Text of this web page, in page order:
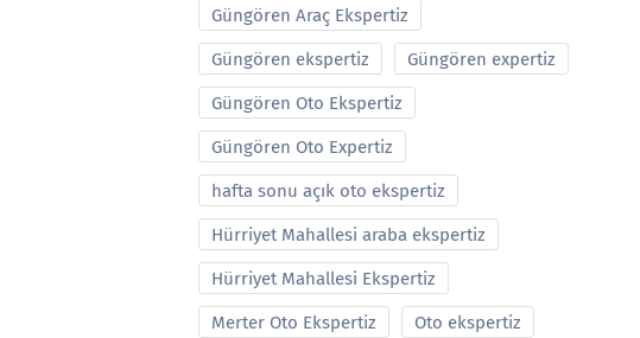
Güngören Araç Ekspertiz
Güngören ekspertiz Güngören expertiz
Güngören Oto Ekspertiz
Güngören Oto Expertiz
hafta sonu açık oto ekspertiz
Hürriyet Mahallesi araba ekspertiz
Hürriyet Mahallesi Ekspertiz
Merter Oto Ekspertiz Oto ekspertiz